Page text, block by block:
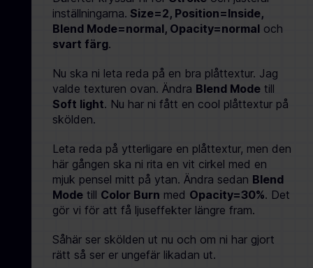
inställningarna. Size=2, Position=Inside,
Blend Mode=normal, Opacity=normal och
svart färg.
Nu ska ni leta reda på en bra plåttextur. Jag
valde texturen ovan. Ändra Blend Mode till
Soft light. Nu har ni fått en cool plåttextur på
skölden.
Leta reda på ytterligare en plåttextur, men den
här gången ska ni rita en vit cirkel med en
mjuk pensel mitt på ytan. Ändra sedan Blend
Mode till Color Burn med Opacity=30%. Det
gör vi för att få ljuseffekter längre fram.
Såhär ser skölden ut nu och om ni har gjort
rätt så ser er ungefär likadan ut.